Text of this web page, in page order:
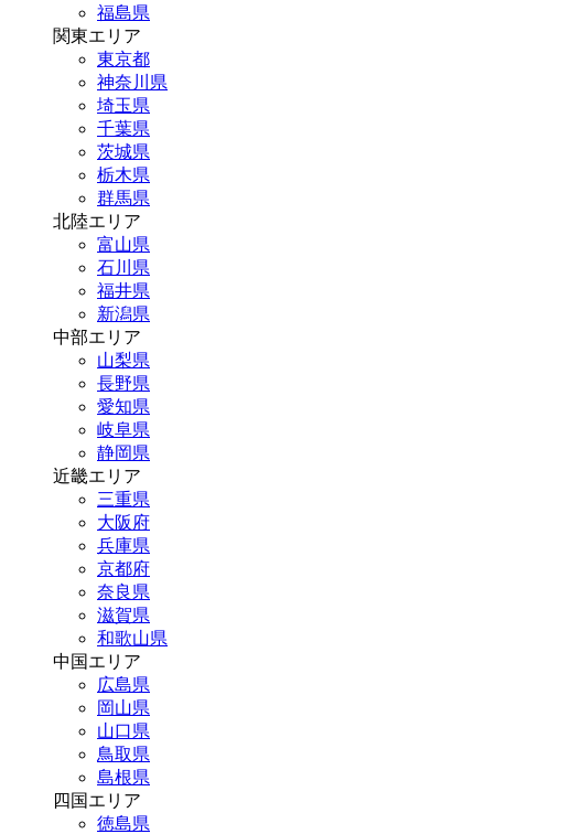
福島県
関東エリア
東京都
神奈川県
埼玉県
千葉県
茨城県
栃木県
群馬県
北陸エリア
富山県
石川県
福井県
新潟県
中部エリア
山梨県
長野県
愛知県
岐阜県
静岡県
近畿エリア
三重県
大阪府
兵庫県
京都府
奈良県
滋賀県
和歌山県
中国エリア
広島県
岡山県
山口県
鳥取県
島根県
四国エリア
徳島県